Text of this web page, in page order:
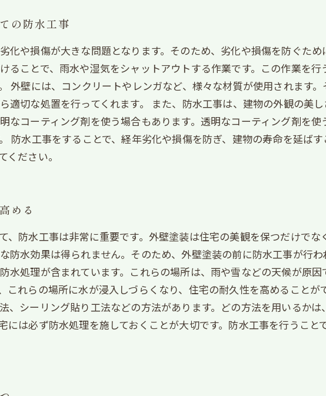
の防水工事
化や損傷が大きな問題となります。そのため、劣化や損傷を防ぐた
ることで、雨水や湿気をシャットアウトする作業です。この作業を
外壁には、コンクリートやレンガなど、様々な材質が使用されます
適切な処置を行ってくれます。 また、防水工事は、建物の外観の美
なコーティング剤を使う場合もあります。透明なコーティング剤を
防水工事をすることで、経年劣化や損傷を防ぎ、建物の寿命を延ば
ください。
める
、防水工事は非常に重要です。外壁塗装は住宅の美観を保つだけで
防水効果は得られません。そのため、外壁塗装の前に防水工事が行わ
水処理が含まれています。これらの場所は、雨や雪などの天候が原
これらの場所に水が浸入しづらくなり、住宅の耐久性を高めること
、シーリング貼り工法などの方法があります。どの方法を用いるか
には必ず防水処理を施しておくことが大切です。防水工事を行うこ